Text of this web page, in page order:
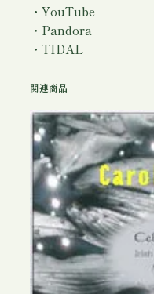
ダ
ウ
ロ
ド
)
/
み
つ
ゆ
き
個
・YouTube
・Pandora
・TIDAL
関連商品